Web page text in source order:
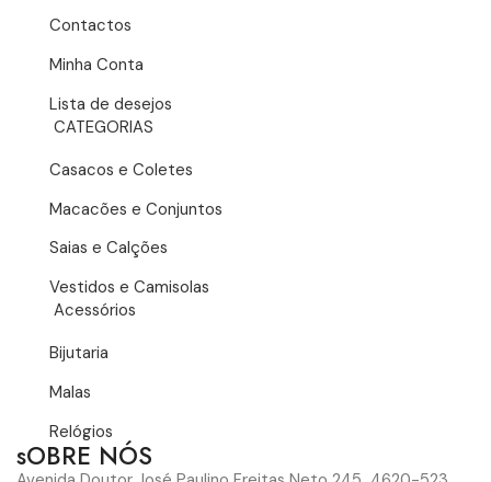
Contactos
Minha Conta
Lista de desejos
CATEGORIAS
Casacos e Coletes
Macacões e Conjuntos
Saias e Calções
Vestidos e Camisolas
Acessórios
Bijutaria
Malas
Relógios
sOBRE NÓS